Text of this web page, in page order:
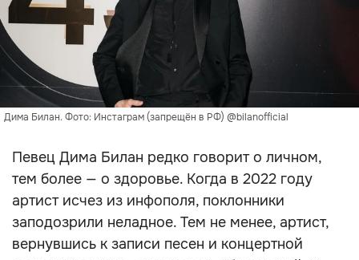
Дима Билан. Фото: Инстаграм (запрещён в РФ) @bilanofficial
Певец Дима Билан редко говорит о личном,
тем более — о здоровье. Когда в 2022 году
артист исчез из инфополя, поклонники
заподозрили неладное. Тем не менее, артист,
вернувшись к записи песен и концертной